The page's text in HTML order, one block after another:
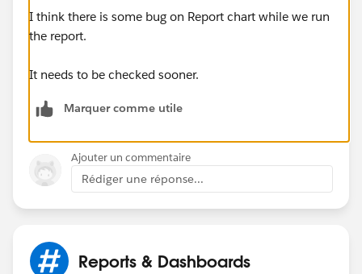
I think there is some bug on Report chart while we run
the report.
It needs to be checked sooner.
Marquer comme utile
Ajouter un commentaire
Rédiger une réponse...
Reports & Dashboards